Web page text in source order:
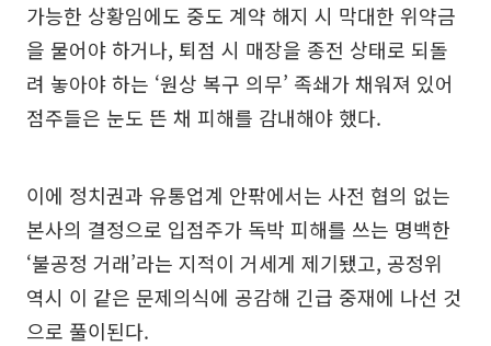
가능한 상황임에도 중도 계약 해지 시 막대한 위약금
을 물어야 하거나, 퇴점 시 매장을 종전 상태로 되돌
려 놓아야 하는 ‘원상 복구 의무’ 족쇄가 채워져 있어
점주들은 눈도 뜬 채 피해를 감내해야 했다.
이에 정치권과 유통업계 안팎에서는 사전 협의 없는
본사의 결정으로 입점주가 독박 피해를 쓰는 명백한
‘불공정 거래’라는 지적이 거세게 제기됐고, 공정위
역시 이 같은 문제의식에 공감해 긴급 중재에 나선 것
으로 풀이된다.